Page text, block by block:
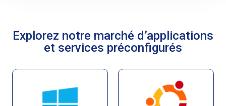
Explorez notre marché d’applications
et services préconfigurés